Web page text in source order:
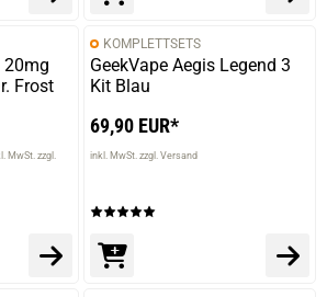
20mg
Frost
MwSt. zzgl.
KOMPLETTSETS
GeekVape Aegis Legend 3
Kit Blau
69,90 EUR*
inkl. MwSt. zzgl. Versand